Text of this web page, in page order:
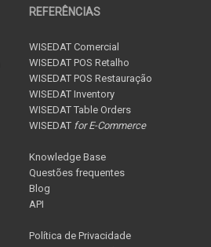
REFERÊNCIAS
WISEDAT Comercial
WISEDAT POS Retalho
WISEDAT POS Restauração
WISEDAT Inventory
WISEDAT Table Orders
WISEDAT for E-Commerce
Knowledge Base
Questões frequentes
Blog
API
Política de Privacidade